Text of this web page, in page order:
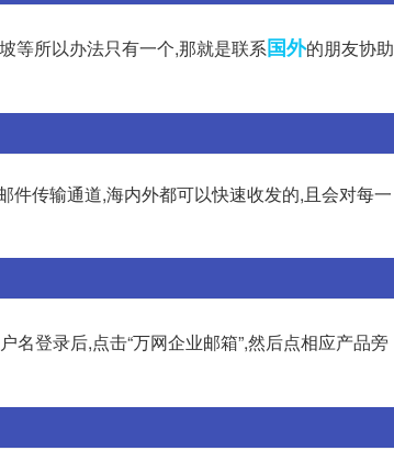
等所以办法只有一个,那就是联系国外的朋友协助
件传输通道,海内外都可以快速收发的,且会对每一
名登录后,点击“万网企业邮箱”,然后点相应产品旁